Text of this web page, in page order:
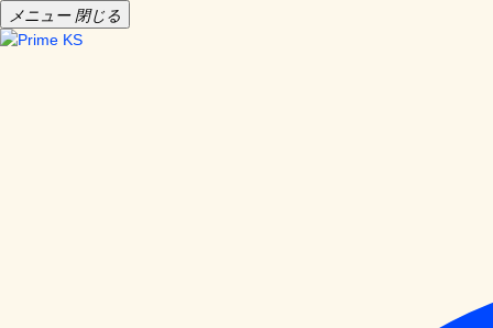
メニュー 閉じる